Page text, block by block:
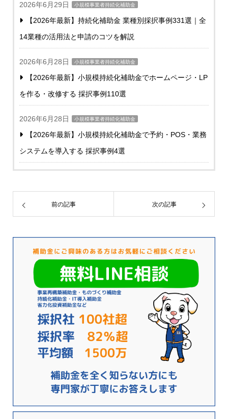
2026年6月29日 小規模事業者持続化補助金
【2026年最新】持続化補助金 業種別採択事例331選｜全
14業種の活用法と申請のコツを解説
2026年6月28日 小規模事業者持続化補助金
【2026年最新】小規模持続化補助金でホームページ・LP
を作る・改修する 採択事例110選
2026年6月28日 小規模事業者持続化補助金
【2026年最新】小規模持続化補助金で予約・POS・業務
システムを導入する 採択事例4選
前の記事 次の記事